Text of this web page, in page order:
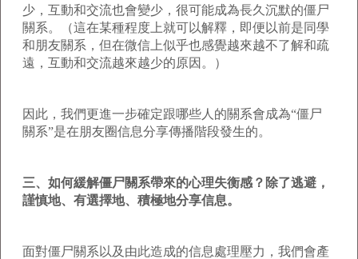
少，互動和交流也會變少，很可能成為長久沉默的僵尸
關系。（這在某種程度上就可以解釋，即便以前是同學
和朋友關系，但在微信上似乎也感覺越來越不了解和疏
遠，互動和交流越來越少的原因。）
因此，我們更進一步確定跟哪些人的關系會成為“僵尸
關系”是在朋友圈信息分享傳播階段發生的。
三、如何緩解僵尸關系帶來的心理失衡感？除了逃避，
謹慎地、有選擇地、積極地分享信息。
面對僵尸關系以及由此造成的信息處理壓力，我們會產